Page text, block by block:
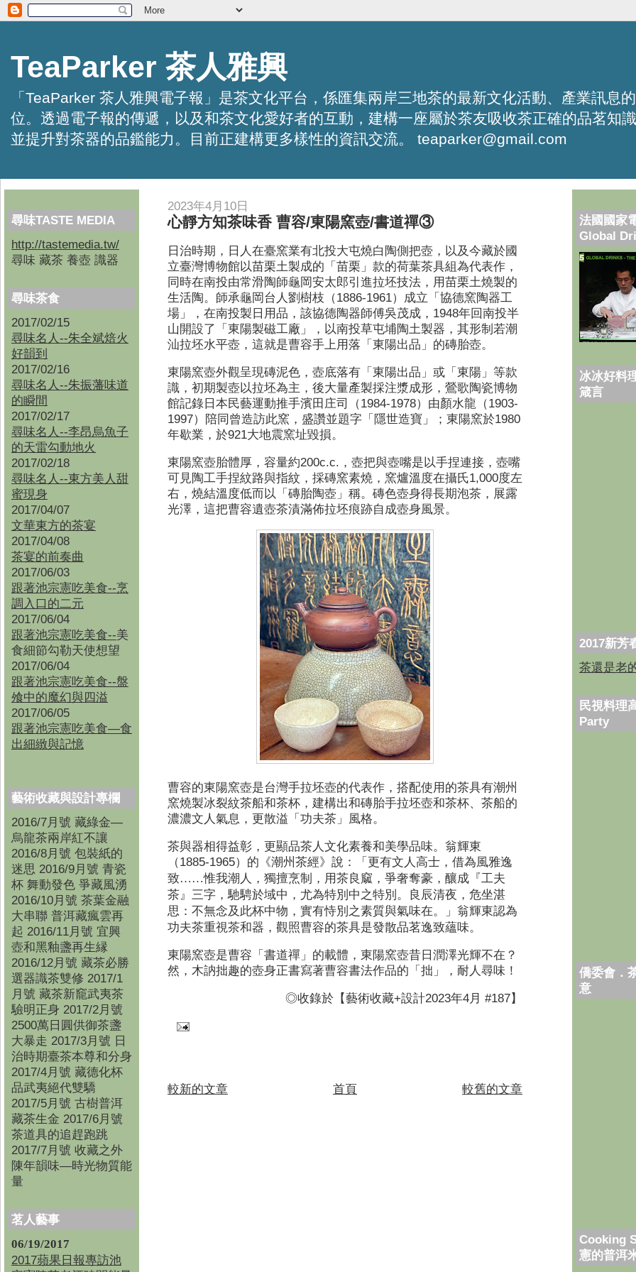
TeaParker 茶人雅興
「TeaParker 茶人雅興電子報」是茶文化平台，係匯集兩岸三地茶的最新文化活動、產業訊息
位。透過電子報的傳遞，以及和茶文化愛好者的互動，建構一座屬於茶友吸收茶正確的品茗知
並提升對茶器的品鑑能力。目前正建構更多樣性的資訊交流。 teaparker@gmail.com
尋味TASTE MEDIA
http://tastemedia.tw/
尋味 藏茶 養壺 識器
尋味茶食
2017/02/15
尋味名人--朱全斌焙火
好韻到
2017/02/16
尋味名人--朱振藩味道
的瞬間
2017/02/17
尋味名人--李昂烏魚子
的天雷勾動地火
2017/02/18
尋味名人--東方美人甜
蜜現身
2017/04/07
文華東方的茶宴
2017/04/08
茶宴的前奏曲
2017/06/03
跟著池宗憲吃美食--烹
調入口的二元
2017/06/04
跟著池宗憲吃美食--美
食細節勾勒天使想望
2017/06/04
跟著池宗憲吃美食--盤
飧中的魔幻與四溢
2017/06/05
跟著池宗憲吃美食—食
出細緻與記憶
藝術收藏與設計專欄
2016/7月號 藏綠金—
烏龍茶兩岸紅不讓
2016/8月號 包裝紙的
迷思 2016/9月號 青瓷
杯 舞動發色 爭藏風湧
2016/10月號 茶葉金融
大串聯 普洱藏瘋雲再
起 2016/11月號 宜興
壺和黑釉盞再生縁
2016/12月號 藏茶必勝
選器識茶雙修 2017/1
月號 藏茶新竉武夷茶
驗明正身 2017/2月號
2500萬日圓供御茶盞
大暴走 2017/3月號 日
治時期臺茶本尊和分身
2017/4月號 藏德化杯
品武夷絕代雙驕
2017/5月號 古樹普洱
藏茶生金 2017/6月號
茶道具的追趕跑跳
2017/7月號 收藏之外
陳年韻味—時光物質能
量
茗人藝事
06/19/2017
2017蘋果日報專訪池
2023年4月10日
心靜方知茶味香 曹容/東陽窯壺/書道禪③
日治時期，日人在臺窯業有北投大屯燒白陶側把壺，以及今藏於國
立臺灣博物館以苗栗土製成的「苗栗」款的荷葉茶具組為代表作，
同時在南投由常滑陶師龜岡安太郎引進拉坯技法，用苗栗土燒製的
生活陶。師承龜岡台人劉樹枝（1886-1961）成立「協德窯陶器工
場」，在南投製日用品，該協德陶器師傅吳茂成， 1948年回南投半
山開設了「東陽製磁工廠」，以南投草屯埔陶土製器，其形制若潮
汕拉坯水平壺，這就是曹容手上用落「東陽出品」的磚胎壺。
東陽窯壺外觀呈現磚泥色，壺底落有「東陽出品」或「東陽」等款
識，初期製壺以拉坯為主，後大量產製採注漿成形，鶯歌陶瓷博物
館記錄日本民藝運動推手濱田庄司（1984-1978）由顏水龍（1903-
1997）陪同曾造訪此窯，盛讚並題字「隱世造寶」；東陽窯於1980
年歇業，於921大地震窯址毀損。
東陽窯壺胎體厚，容量約200c.c. ，壺把與壺嘴是以手捏連接，壺嘴
可見陶工手捏紋路與指紋，採磚窯素燒，窯爐溫度在攝氏1,000度左
右，燒結溫度低而以「磚胎陶壺」稱。磚色壺身得長期泡茶，展露
光澤，這把曹容遺壺茶漬滿佈拉坯痕跡自成壺身風景。
曹容的東陽窯壺是台灣手拉坯壺的代表作，搭配使用的茶具有潮州
窯燒製冰裂紋茶船和茶杯，建構出和磚胎手拉坯壺和茶杯、茶船的
濃濃文人氣息，更散溢「功夫茶」風格。
茶與器相得益彰，更顯品茶人文化素養和美學品味。翁輝東
（1885-1965）的《潮州茶經》說：「更有文人高士，借為風雅逸
致……惟我潮人，獨擅烹制，用茶良窳，爭奢奪豪，釀成『工夫
茶』三字，馳騁於域中，尤為特別中之特別。良辰清夜，危坐湛
思：不無念及此杯中物，實有恃別之素質與氣味在。
」翁輝東認為
功夫茶重視茶和器，觀照曹容的茶具是發散品茗逸致蘊味。
東陽窯壺是曹容「書道禪」的載體，東陽窯壺昔日潤澤光輝不在？
然，木訥拙趣的壺身正書寫著曹容書法作品的「拙」，耐人尋味！
◎收錄於【藝術收藏+設計2023年4月 #187】
較新的文章 較舊的文章
首頁
法國國家
Global
冰冰好料
箴言
2017新芳
茶還是老
民視料理
Party
僑委會．
意
Cooking
憲的普洱